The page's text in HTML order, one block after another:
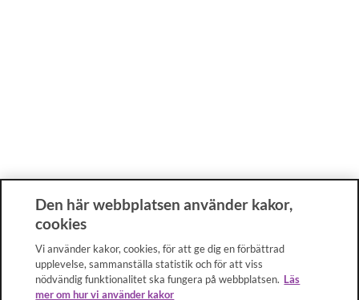
Den här webbplatsen använder kakor,
cookies
Vi använder kakor, cookies, för att ge dig en förbättrad
upplevelse, sammanställa statistik och för att viss
nödvändig funktionalitet ska fungera på webbplatsen. Läs
mer om hur vi använder kakor